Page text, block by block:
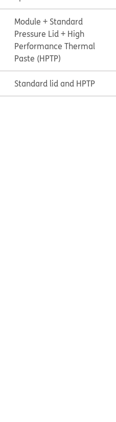
Module + Standard
Pressure Lid + High
Performance Thermal
Paste (HPTP)
Standard lid and HPTP